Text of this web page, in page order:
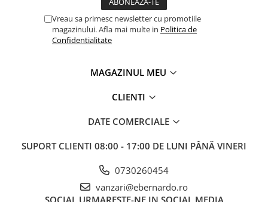
Accesorii pentru masini de ascutit
Accesorii pentru masini de gaurit
Accesorii pentru masini de slefuit
Accesorii polizor umed și uscat
Accesorii generale
Accesorii pentru mașini de șlefuit
Vreau sa primesc newsletter cu promotiile
magazinului. Afla mai multe in Politica de
Confidentialitate
MAGAZINUL MEU
CLIENTI
DATE COMERCIALE
SUPORT CLIENTI 08:00 - 17:00 DE LUNI PÂNĂ VINERI
0730260454
vanzari@ebernardo.ro